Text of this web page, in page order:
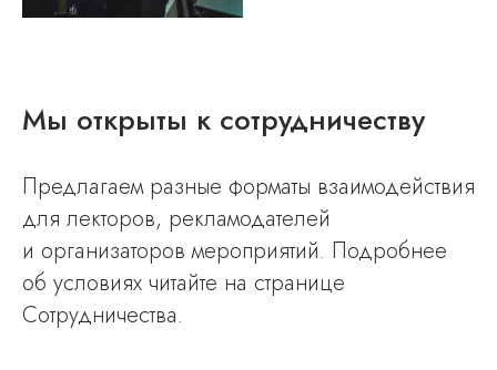
Мы открыты к сотрудничеству
Предлагаем разные форматы взаимодействия
для лекторов, рекламодателей
и организаторов мероприятий. Подробнее
об условиях читайте на странице
Сотрудничества.